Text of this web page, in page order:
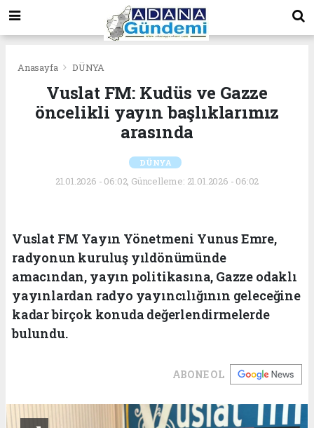
Anasayfa DÜNYA
Vuslat FM: Kudüs ve Gazze
öncelikli yayın başlıklarımız
arasında
DÜNYA
21.01.2026 - 06:02, Güncelleme: 21.01.2026 - 06:02
Vuslat FM Yayın Yönetmeni Yunus Emre,
radyonun kuruluş yıldönümünde
amacından, yayın politikasına, Gazze odaklı
yayınlardan radyo yayıncılığının geleceğine
kadar birçok konuda değerlendirmelerde
bulundu.
ABONE OL